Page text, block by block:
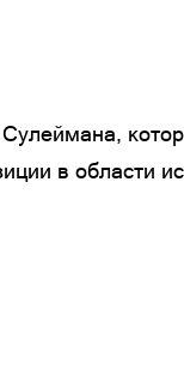
в области